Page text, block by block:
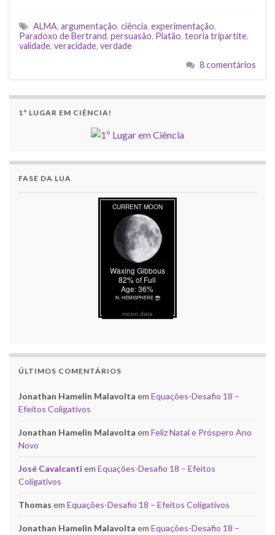
ALMA, argumentação, ciência, experimentação,
Paradoxo de Bertrand, persuasão, Platão, teoria tripartite,
validade, veracidade, verdade
8 comentários
1º LUGAR EM CIÊNCIA!
FASE DA LUA
moon data
ÚLTIMOS COMENTÁRIOS
Jonathan Hamelin Malavolta em Equações-Desafio 18 –
Efeitos Coligativos
Jonathan Hamelin Malavolta em Feliz Natal e Próspero Ano
Novo
José Cavalcanti em Equações-Desafio 18 – Efeitos
Coligativos
Thomas em Equações-Desafio 18 – Efeitos Coligativos
Jonathan Hamelin Malavolta em Equações-Desafio 18 –